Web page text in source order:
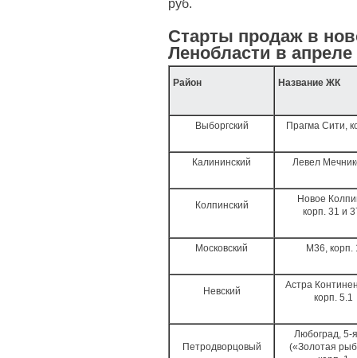
руб.
Старты продаж в
Ленобласти в апреле
Район Название ЖК
Выборгский Прагма Сити,
Калининский Левел
Колпинский
Новое
корп. 31 и
Московский М36, корп.
Невский
Астра
корп. 5.1
Петродворцовый
Любоград, 5-
(«Золотая